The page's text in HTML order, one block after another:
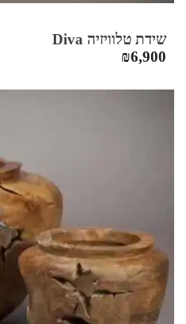
שידת טלוויזיה Diva
₪6,900